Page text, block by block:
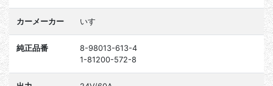
カーメーカー いすゞ
純正品番
8-98013-613-4
1-81200-572-8